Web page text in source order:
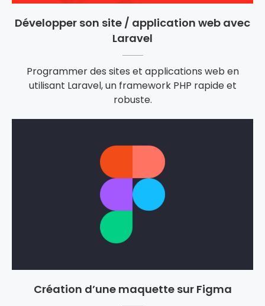
Développer son site / application web avec
Laravel
Programmer des sites et applications web en
utilisant Laravel, un framework PHP rapide et
robuste.
Création d’une maquette sur Figma